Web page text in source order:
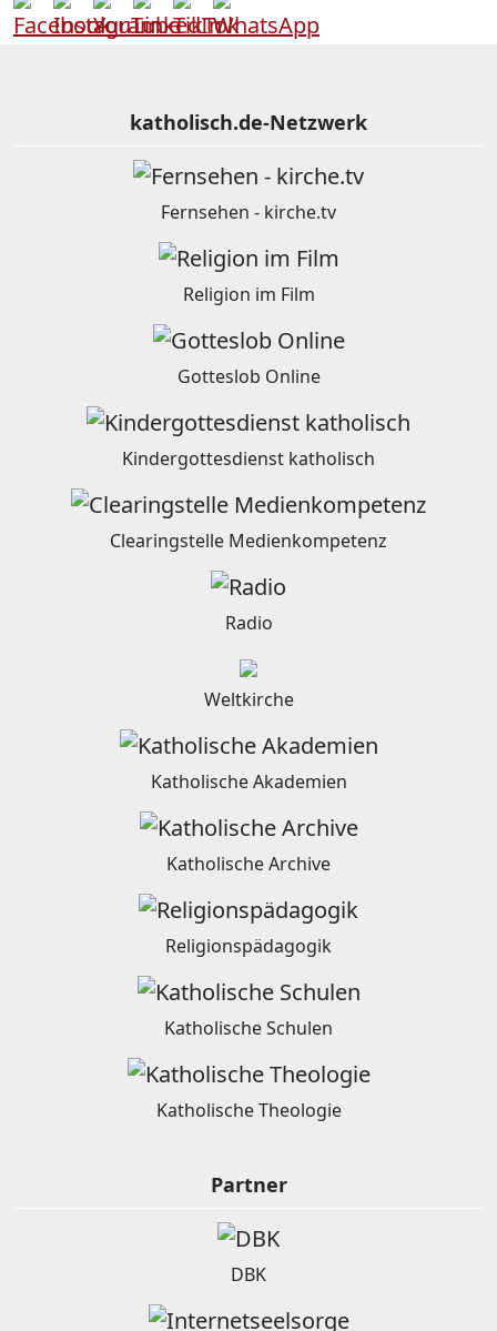
katholisch.de-Netzwerk
Fernsehen - kirche.tv
Religion im Film
Gotteslob Online
Kindergottesdienst katholisch
Clearingstelle Medienkompetenz
Radio
Weltkirche
Katholische Akademien
Katholische Archive
Religionspädagogik
Katholische Schulen
Katholische Theologie
Partner
DBK